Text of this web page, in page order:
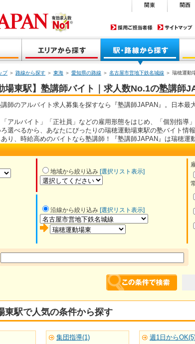
プ＞ 路線から探す ＞ 東海 ＞ 愛知県の路線 ＞ 名古屋市営地下鉄名城線 ＞ 瑞穂運動
場東駅】塾講師バイト｜求人数No.1の塾講師
師のアルバイト求人募集を探すなら『塾講師JAPAN』。日本
アルバイト」「正社員」などの雇用形態をはじめ、「個別指
選べるから、あなたにぴったりの瑞穂運動場東駅の塾バイト情
り、時給高めのバイトなら塾講師！『塾講師JAPAN』は瑞穂運
地域から絞り込み [選択リスト表示]
沿線から絞り込み [選択リスト表示]
東駅で人気の条件から探す
集団指導(1) 週1日から